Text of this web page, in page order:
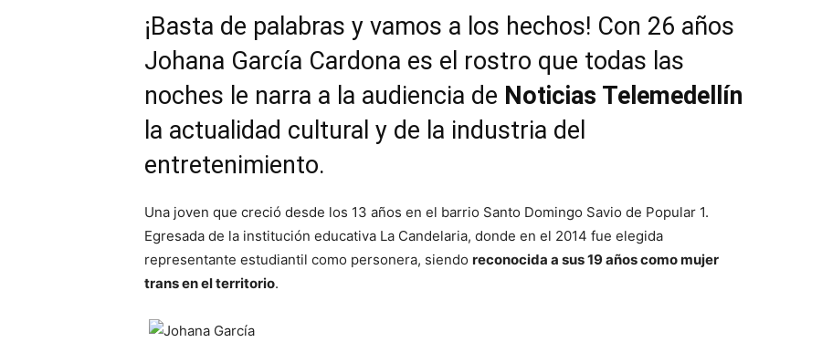
¡Basta de palabras y vamos a los hechos! Con 26 años
Johana García Cardona es el rostro que todas las
noches le narra a la audiencia de Noticias Telemedellín
la actualidad cultural y de la industria del
entretenimiento.
Una joven que creció desde los 13 años en el barrio Santo Domingo Savio de Popular 1.
Egresada de la institución educativa La Candelaria, donde en el 2014 fue elegida
representante estudiantil como personera, siendo reconocida a sus 19 años como mujer
trans en el territorio.